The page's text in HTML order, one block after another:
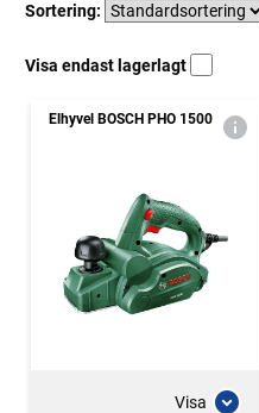
Sortering:
Visa endast lagerlagt
Elhyvel BOSCH PHO 1500
Visa